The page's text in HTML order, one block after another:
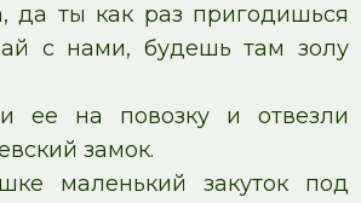
да ты как раз пригодишься
с нами, будешь там золу
ее на повозку и отвезли
замок.
маленький закуток под